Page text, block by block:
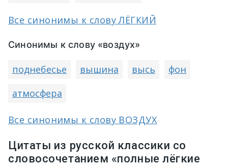
Все синонимы к слову ЛЁГКИЙ
Синонимы к слову «воздух»
поднебесье вышина высь
фон
атмосфера
Все синонимы к слову ВОЗДУХ
Цитаты из русской классики со
словосочетанием «полные лёгкие